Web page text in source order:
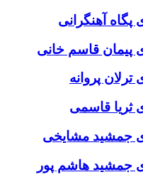
پگاه آهنگرانی
پیمان قاسم خانی
ترلان پروانه
ثریا قاسمی
جمشید مشایخی
جمشید هاشم پور